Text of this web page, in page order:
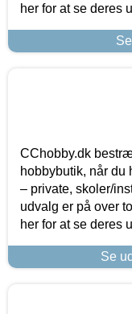
her for at se deres
CChobby.dk
hobbybutik, når du
– private, skoler/
udvalg er på over
her for at se deres
Se